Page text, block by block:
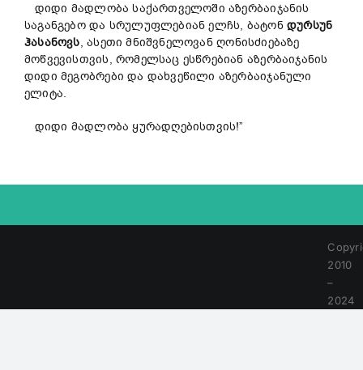
დიდი მადლობა საქართველოში აზერბაიჯანის
საგანგებო და სრულუფლებიან ელჩს, ბატონ დურსუნ
ჰასანოვს, ასეთი მნიშვნელოვან ღონისძიებაზე
მოწვევისთვის, რომელსაც ესწრებიან აზერბაიჯანის
დიდი მეგობრები და დახვეწილი აზერბაიჯანული
ელიტა.
დიდი მადლობა ყურადღებისთვის!”
2010
–
2024